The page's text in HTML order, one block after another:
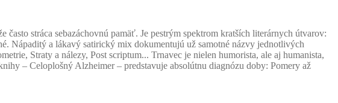
stráca sebazáchovnú pamäť. Je pestrým spektrom kratších literárnych útvarov:
Nápaditý a lákavý satirický mix dokumentujú už samotné názvy jednotlivých
Straty a nálezy, Post scriptum... Trnavec je nielen humorista, ale aj humanista,
– Celoplošný Alzheimer – predstavuje absolútnu diagnózu doby: Pomery až